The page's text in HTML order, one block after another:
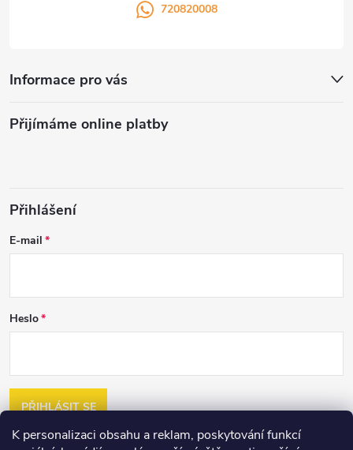
K personalizaci obsahu a reklam, poskytování funkcí
720820008
Informace pro vás
Přijímáme online platby
Přihlášení
E-mail
Heslo
PŘIHLÁSIT SE